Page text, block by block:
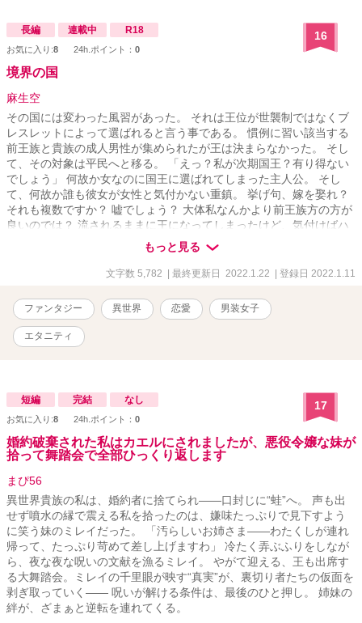
長編 連載中 R18
お気に入り:8 24h.ポイント： 0
16
境界の国
麻生空
その国には変わった風習があった。 それは王位が世襲制ではなくブ
レスレットによって選ばれると言う事である。 慣例に習い該当する
前王族と貴族の成人男性が集められたが王は決まらなかった。 そし
て、その対象は平民へと移る。 「えっ？私が次期国王？有り得ない
でしょう」 何故か女なのに国王に選ばれてしまった主人公。 そし
て、何故か誰も彼女が女性と気付かない重鎮。 挙げ句、嫁を娶れ？
それも複数ですか？ 嘘でしょう？ 大体私なんかより前王族方の方が
良いのでは？ 流されるままに王になってしまったけど、気付けばハ
イスペックな男子に囲われているのは気のせいですか？ 初の逆ハー
レム物にチャレンジしました。 更新はまったりと。
もっと見る
文字数 5,782 | 最終更新日 2022.1.22 | 登録日 2022.1.11
ファンタジー 異世界 恋愛 男装女子
エタニティ
短編 完結 なし
お気に入り:8 24h.ポイント： 0
17
婚約破棄された私はカエルにされましたが、悪役令嬢な妹が
拾って舞踏会で全部ひっくり返します
まぴ56
異世界貴族の私は、婚約者に捨てられ――口封じに“蛙”へ。 声も出
せず噴水の縁で震える私を拾ったのは、嫌味たっぷりで見下すよう
に笑う妹のミレイだった。 「汚らしいお姉さま――わたくしが連れ
帰って、たっぷり苛めて差し上げますわ」 冷たく弄ぶふりをしなが
ら、夜な夜な呪いの文献を漁るミレイ。 やがて迎える、王も出席す
る大舞踏会。ミレイの千里眼が映す“真実”が、裏切り者たちの仮面を
剥ぎ取っていく―― 呪いが解ける条件は、最後のひと押し。 姉妹の
絆が、ざまぁと逆転を連れてくる。